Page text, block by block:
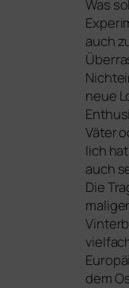
Was
auch
neue
Väter
lich
auch
Die
dem